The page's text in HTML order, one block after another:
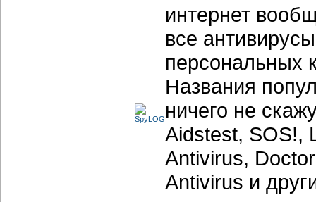
интернет
все
персональных
Названия
ничего не
Aidstest, SOS!,
Antivirus,
Antivirus и